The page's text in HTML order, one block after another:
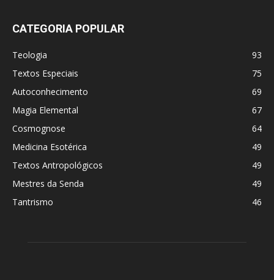
CATEGORIA POPULAR
Teologia
93
Textos Especiais
75
Autoconhecimento
69
Magia Elemental
67
Cosmognose
64
Medicina Esotérica
49
Textos Antropológicos
49
Mestres da Senda
49
Tantrismo
46